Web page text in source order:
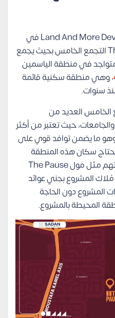
يظهر ذكاء شركة Land And More Developments في
اختيارها لموقع مول The Pause التجمع الخامس بحيث يجمع
في منطقة الياسمين
، وهي منطقة سكنية قائمة
سنوات.
الخامس العديد من
حيث تعتبر من أكثر
ما يضمن توافد قوي على
سكان هذه المنطقة
مثل
مول The Pause
المشروع بجني عوائد
المشروع دون الحاجة
المحيطة بالمشروع.